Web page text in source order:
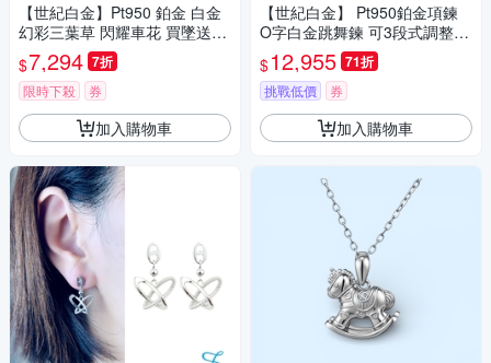
【世紀白金】Pt950 鉑金 白金
幻彩三葉草 閃耀車花 買墜送鍊
氣質 吊墜 禮物
$7,294 7折
限時下殺 券
加入購物車
【世紀白金】 Pt950鉑金項鍊
O字白金跳舞鍊 可3段式調整長
度 可洗溫泉永不褪色
$12,955 71折
挑戰低價 券
加入購物車